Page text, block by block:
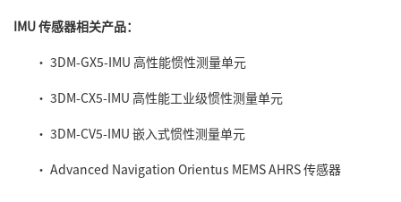
IMU 传感器相关产品：
• 3DM-GX5-IMU 高性能惯性测量单元
• 3DM-CX5-IMU 高性能工业级惯性测量单元
• 3DM-CV5-IMU 嵌入式惯性测量单元
• Advanced Navigation Orientus MEMS AHRS 传感器